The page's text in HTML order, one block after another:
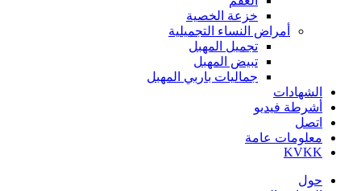
خزعة الخصية
أمراض النساء التجميلية
تجميل المهبل
تبيض المهبل
جماليات باربي المهبل
الشهادات
أشرطة فيديو
اتصل
معلومات عامة
KVKK
حول